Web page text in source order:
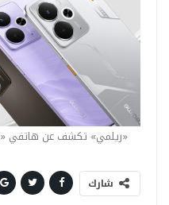
«ريلمي» تكشف عن هاتفي «realme 14 5G» و«realme 14T»
شارك